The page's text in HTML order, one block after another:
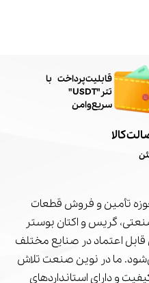
کالا
تأمین و فروش قطعات
گریس و اکتان بوستر
قابل اعتماد در صنایع مختلف
ما در نوین صنعت تلاش
و دارای استانداردهای
​قابلیت پرداخت با
تتر"USDT"
سریع و امن